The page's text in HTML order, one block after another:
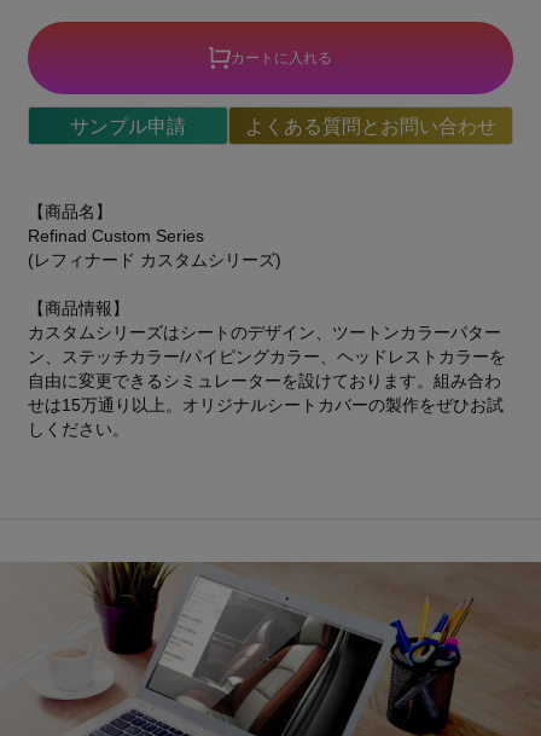
カートに入れる
サンプル申請 よくある質問とお問い合わせ
【商品名】
Refinad Custom Series
(レフィナード カスタムシリーズ)
【商品情報】
カスタムシリーズはシートのデザイン、ツートンカラーパター
ン、ステッチカラー/パイピングカラー、ヘッドレストカラーを
自由に変更できるシミュレーターを設けております。組み合わ
せは15万通り以上。オリジナルシートカバーの製作をぜひお試
しください。